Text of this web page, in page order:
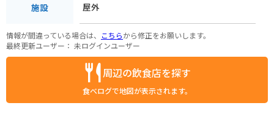
施設 屋外
情報が間違っている場合は、 こちらから修正をお願いします。
最終更新ユーザー： 未ログインユーザー
周辺の飲食店を探す
食べログで地図が表示されます。